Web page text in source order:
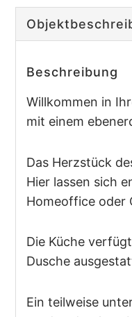
Beschreibung
Willkommen in
mit einem
Das Herzstück
Hier lassen sich
Homeoffice oder
Die Küche
Dusche
Ein teilweise